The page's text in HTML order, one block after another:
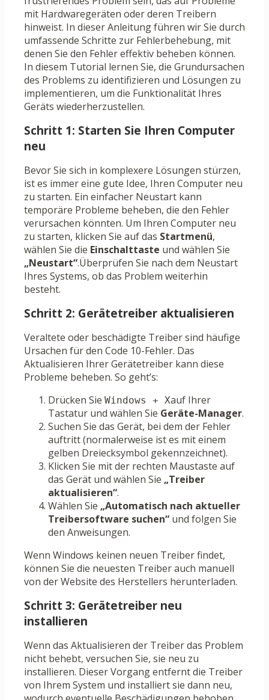
mit Hardwaregeräten oder deren Treibern
hinweist. In dieser Anleitung führen wir Sie durch
umfassende Schritte zur Fehlerbehebung, mit
denen Sie den Fehler effektiv beheben können.
In diesem Tutorial lernen Sie, die Grundursachen
des Problems zu identifizieren und Lösungen zu
implementieren, um die Funktionalität Ihres
Geräts wiederherzustellen.
Schritt 1: Starten Sie Ihren Computer
neu
Bevor Sie sich in komplexere Lösungen stürzen,
ist es immer eine gute Idee, Ihren Computer neu
zu starten. Ein einfacher Neustart kann
temporäre Probleme beheben, die den Fehler
verursachen könnten. Um Ihren Computer neu
zu starten, klicken Sie auf das Startmenü,
wählen Sie die Einschalttaste und wählen Sie
„Neustart“.Überprüfen Sie nach dem Neustart
Ihres Systems, ob das Problem weiterhin
besteht.
Schritt 2: Gerätetreiber aktualisieren
Veraltete oder beschädigte Treiber sind häufige
Ursachen für den Code 10-Fehler. Das
Aktualisieren Ihrer Gerätetreiber kann diese
Probleme beheben. So geht’s:
Drücken Sie Windows + Xauf Ihrer
Tastatur und wählen Sie Geräte-Manager.
Suchen Sie das Gerät, bei dem der Fehler
auftritt (normalerweise ist es mit einem
gelben Dreiecksymbol gekennzeichnet).
Klicken Sie mit der rechten Maustaste auf
das Gerät und wählen Sie „Treiber
aktualisieren“.
Wählen Sie „Automatisch nach aktueller
Treibersoftware suchen“ und folgen Sie
den Anweisungen.
Wenn Windows keinen neuen Treiber findet,
können Sie die neuesten Treiber auch manuell
von der Website des Herstellers herunterladen.
Schritt 3: Gerätetreiber neu
installieren
Wenn das Aktualisieren der Treiber das Problem
nicht behebt, versuchen Sie, sie neu zu
installieren. Dieser Vorgang entfernt die Treiber
von Ihrem System und installiert sie dann neu,